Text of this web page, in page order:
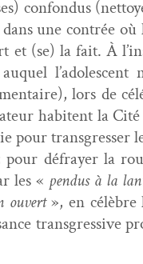
con­fon­dus
une con­trée
(se) la fait. À
lors de
habitent la
pour trans­gress­er
défray­er la
les « pen­dus à la
ouvert», en célèbre
trans­gres­sive